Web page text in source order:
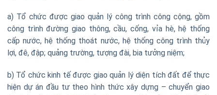
a) Tổ chức được giao quản lý công trình công cộng, gồm
công trình đường giao thông, cầu, cống, vỉa hè, hệ thống
cấp nước, hệ thống thoát nước, hệ thống công trình thủy
lợi, đê, đập; quảng trường, tượng đài, bia tưởng niệm;
b) Tổ chức kinh tế được giao quản lý diện tích đất để thực
hiện dự án đầu tư theo hình thức xây dựng – chuyển giao